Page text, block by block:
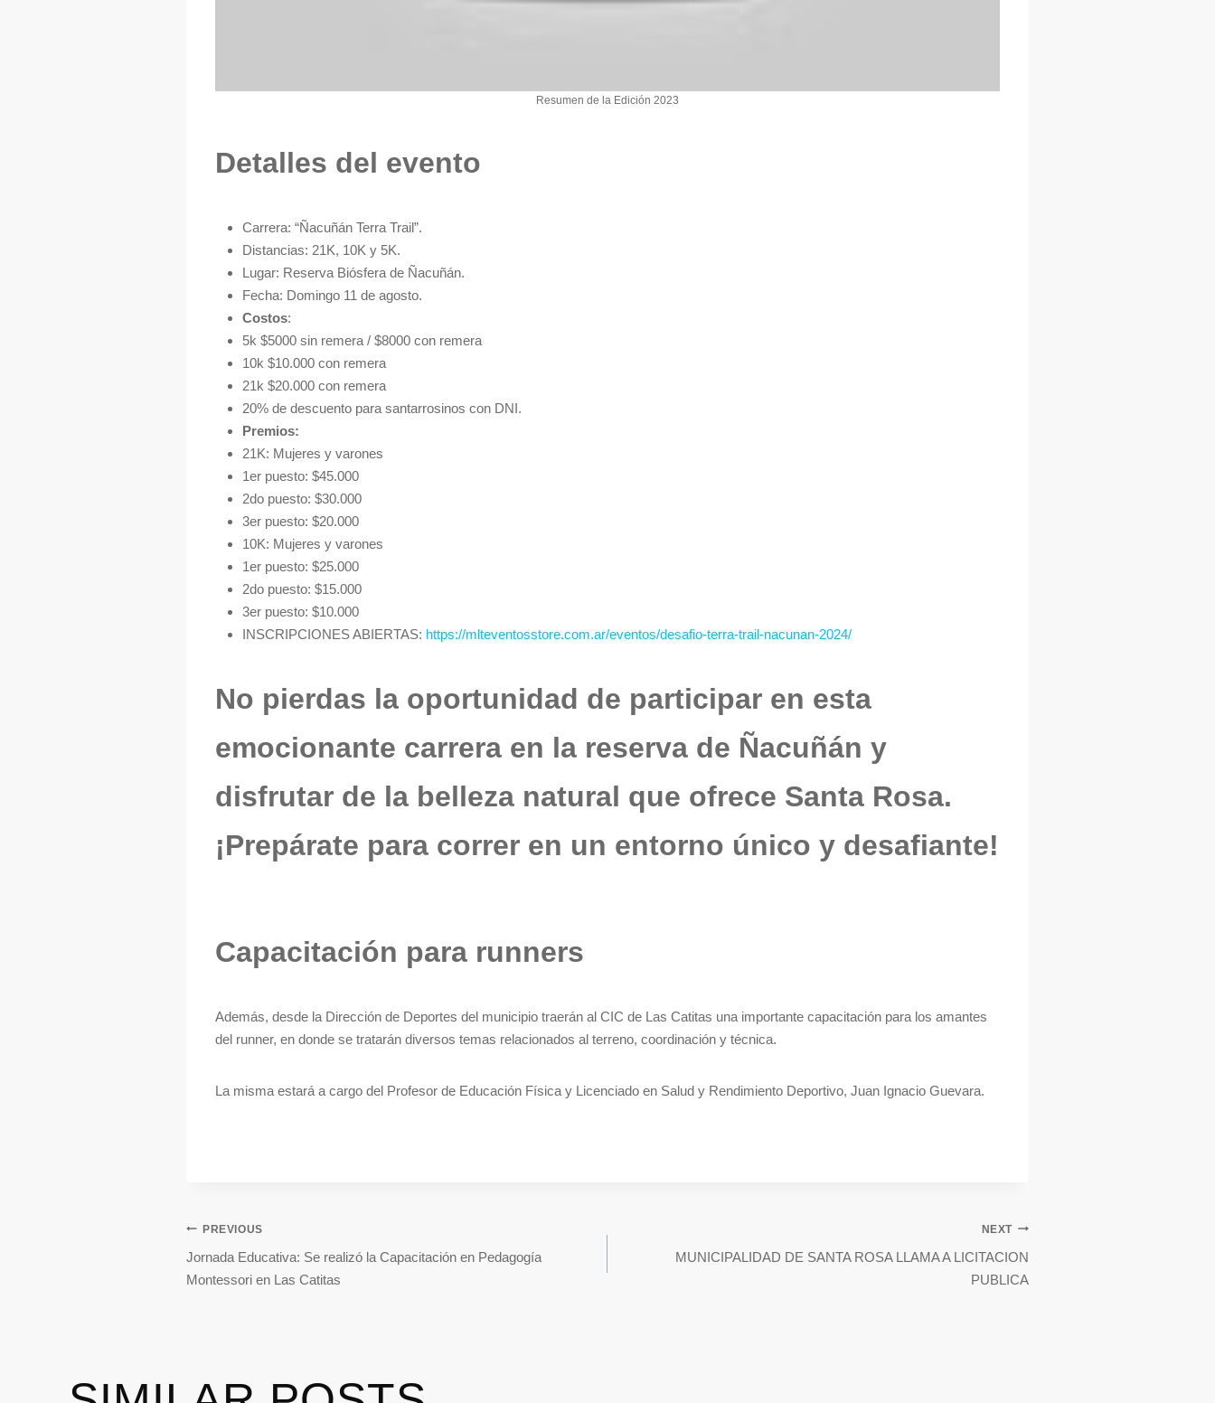
Resumen de la Edición 2023
Detalles del evento
Carrera: “Ñacuñán Terra Trail”.
Distancias: 21K, 10K y 5K.
Lugar: Reserva Biósfera de Ñacuñán.
Fecha: Domingo 11 de agosto.
Costos:
5k $5000 sin remera / $8000 con remera
10k $10.000 con remera
21k $20.000 con remera
20% de descuento para santarrosinos con DNI.
Premios:
21K: Mujeres y varones
1er puesto: $45.000
2do puesto: $30.000
3er puesto: $20.000
10K: Mujeres y varones
1er puesto: $25.000
2do puesto: $15.000
3er puesto: $10.000
INSCRIPCIONES ABIERTAS: https://mlteventosstore.com.ar/eventos/desafio-terra-trail-nacunan-2024/
No pierdas la oportunidad de participar en esta
emocionante carrera en la reserva de Ñacuñán y
disfrutar de la belleza natural que ofrece Santa Rosa.
¡Prepárate para correr en un entorno único y desafiante!
Capacitación para runners
Además, desde la Dirección de Deportes del municipio traerán al CIC de Las Catitas una importante capacitación para los amantes
del runner, en donde se tratarán diversos temas relacionados al terreno, coordinación y técnica.
La misma estará a cargo del Profesor de Educación Física y Licenciado en Salud y Rendimiento Deportivo, Juan Ignacio Guevara.
PREVIOUS
Jornada Educativa: Se realizó la Capacitación en Pedagogía
Montessori en Las Catitas
NEXT
MUNICIPALIDAD DE SANTA ROSA LLAMA A LICITACION
PUBLICA